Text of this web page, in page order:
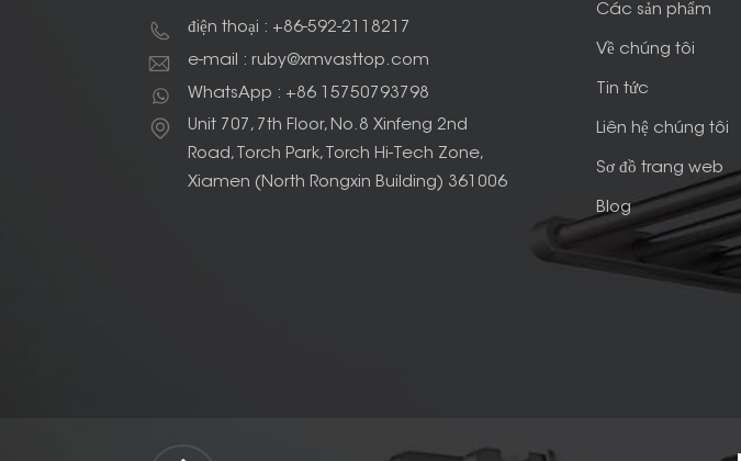
điện thoại : +86-592-2118217
e-mail : ruby@xmvasttop.com
WhatsApp : +86 15750793798
Unit 707, 7th Floor, No.8 Xinfeng 2nd
Road, Torch Park, Torch Hi-Tech Zone,
Xiamen (North Rongxin Building) 361006
Các sản phẩm
Về chúng tôi
Tin tức
Liên hệ chúng tôi
Sơ đồ trang web
Blog